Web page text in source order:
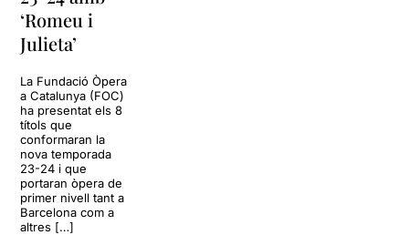
‘Romeu i
Julieta’
La Fundació Òpera
a Catalunya (FOC)
ha presentat els 8
títols que
conformaran la
nova temporada
23-24 i que
portaran òpera de
primer nivell tant a
Barcelona com a
altres […]